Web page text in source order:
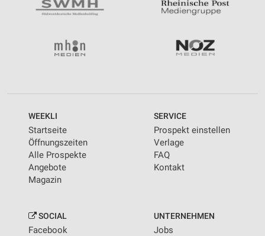
WEEKLI
Startseite
Öffnungszeiten
Alle Prospekte
Angebote
Magazin
SERVICE
Prospekt einstellen
Verlage
FAQ
Kontakt
SOCIAL
Facebook
UNTERNEHMEN
Jobs